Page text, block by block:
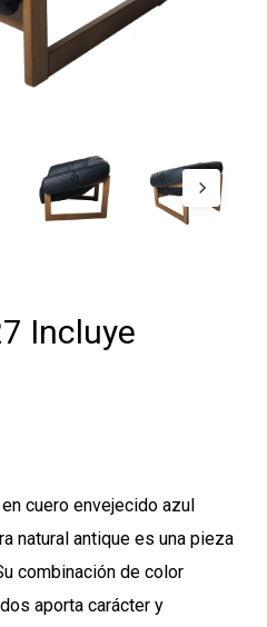
El
Incluye
cuero envejecido azul
natural antique es una pieza
combinación de color
aporta carácter y